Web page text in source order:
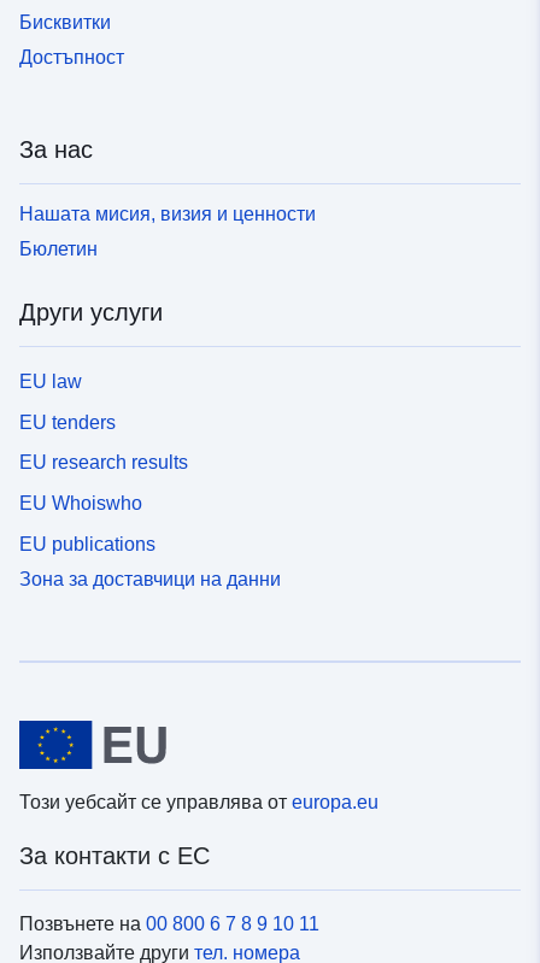
Бисквитки
Достъпност
За нас
Нашата мисия, визия и ценности
Бюлетин
Други услуги
EU law
EU tenders
EU research results
EU Whoiswho
EU publications
Зона за доставчици на данни
Този уебсайт се управлява от europa.eu
За контакти с ЕС
Позвънете на 00 800 6 7 8 9 10 11
Използвайте други тел. номера